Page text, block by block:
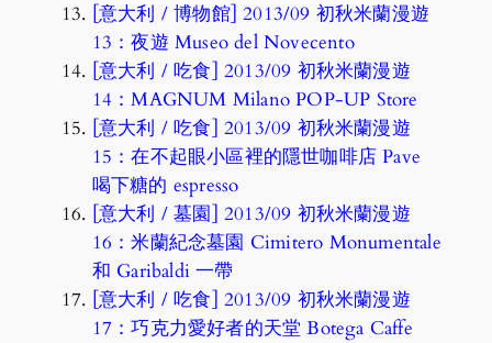
[意大利 / 博物館] 2013/09 初秋米蘭漫遊
13：夜遊 Museo del Novecento
[意大利 / 吃食] 2013/09 初秋米蘭漫遊
14：MAGNUM Milano POP-UP Store
[意大利 / 吃食] 2013/09 初秋米蘭漫遊
15：在不起眼小區裡的隱世咖啡店 Pave
喝下糖的 espresso
[意大利 / 墓園] 2013/09 初秋米蘭漫遊
16：米蘭紀念墓園 Cimitero Monumentale
和 Garibaldi 一帶
[意大利 / 吃食] 2013/09 初秋米蘭漫遊
17：巧克力愛好者的天堂 Botega Caffe